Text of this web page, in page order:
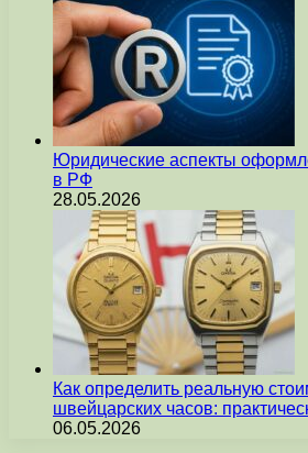
Юридические аспекты
в РФ
28.05.2026
Как определить реальную
швейцарских часов:
06.05.2026